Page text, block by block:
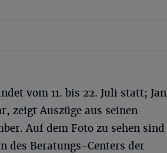
vom 11. bis 22. Juli statt; Jan
zeigt Auszüge aus seinen
Auf dem Foto zu sehen sind
des Beratungs-Centers der